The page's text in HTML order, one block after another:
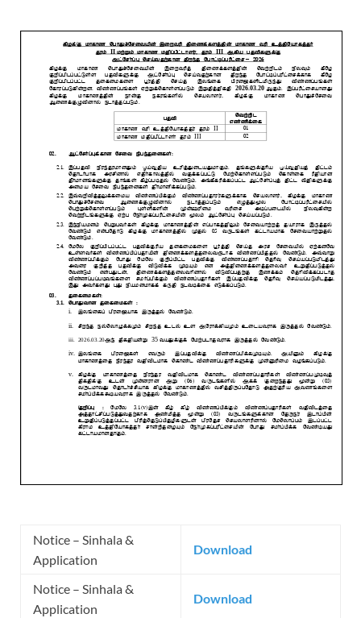
Notice – Sinhala &
Application
Download
Notice – Sinhala &
Application
Download